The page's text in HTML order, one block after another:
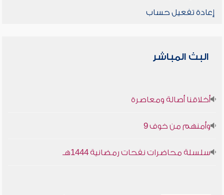
إعادة تفعيل حساب
البث المباشر
أخلاقنا أصالة ومعاصرة
وأمنهم من خوف 9
سلسلة محاضرات نفحات رمضانية 1444هـ